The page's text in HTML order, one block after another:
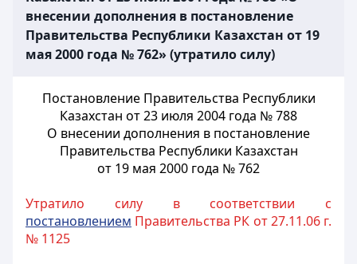
внесении дополнения в постановление
Правительства Республики Казахстан от 19
мая 2000 года № 762» (утратило силу)
Постановление Правительства Республики
Казахстан от 23 июля 2004 года № 788
О внесении дополнения в постановление
Правительства Республики Казахстан
от 19 мая 2000 года № 762
Утратило силу в соответствии с
постановлением Правительства РК от 27.11.06 г.
№ 1125